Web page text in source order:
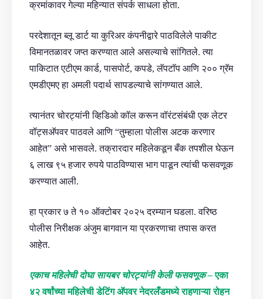
क्रमांकावर गेल्या महिन्यात संपर्क साधला होता.
परदेशातून ब्लू डार्ट या कुरिअर कंपनीद्वारे पाठविलेले पाकीट
विमानतळावर जप्त करण्यात आले असल्याचे सांगितले. त्या
पाकिटात एटीएम कार्ड, पासपोर्ट, कपडे, लॅपटॉप आणि २०० ग्रॅम
एमडीएमए हा अमली पदार्थ सापडल्याचे सांगण्यात आले.
त्यानंतर चोरट्यांनी व्हिडिओ कॉल करून वॉरंटसंबंधी एक लेटर
वॉट्सअ‍ॅपवर पाठवले आणि “तुम्हाला पोलीस अटक करणार
आहेत” असे भासवले. तक्रारदार महिलेकडून बँक तपशील घेऊन
६ लाख ९५ हजार रुपये पाठविण्यास भाग पाडून त्यांची फसवणूक
करण्यात आली.
हा प्रकार ७ ते १० ऑक्टोबर २०२५ दरम्यान घडला. वरिष्ठ
पोलीस निरीक्षक अंजुम बागवान या प्रकरणाचा तपास करत
आहेत.
एकाच महिलेची दोघा सायबर चोरट्यांनी केली फसवणूक –एका
४२ वर्षांच्या महिलेची डेटिंग अ‍ॅपवर नेदरलँडमध्ये राहणाऱ्या रोहन